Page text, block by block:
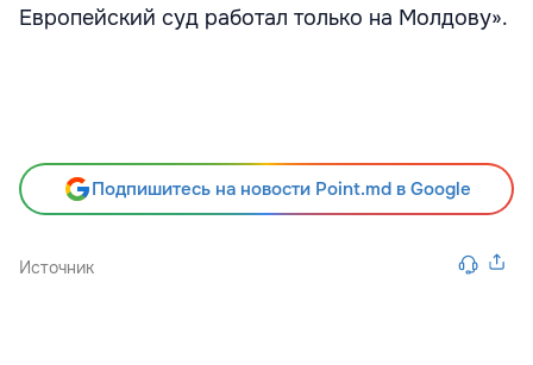
Европейский суд работал только на Молдову».
Подпишитесь на новости Point.md в Google
Источник